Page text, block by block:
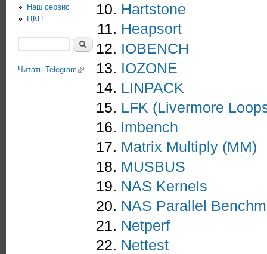
Hartstone
Heapsort
IOBENCH
IOZONE
LINPACK
LFK (Livermore
lmbench
Matrix Multiply (MM)
MUSBUS
NAS Kernels
NAS Parallel
Netperf
Nettest
Наш сервис
ЦКП
Форма поиска
Читать Telegram (link is external)